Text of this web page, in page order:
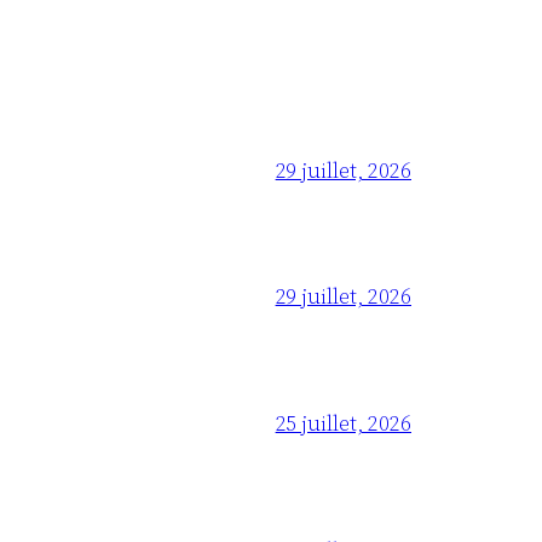
29 juillet, 2026
29 juillet, 2026
25 juillet, 2026